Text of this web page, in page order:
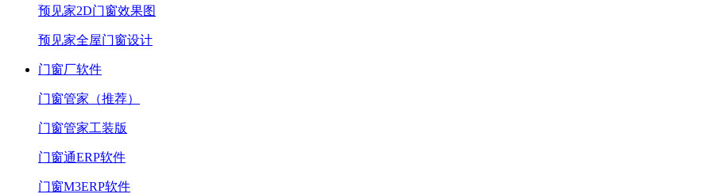
预见家2D门窗效果图
预见家全屋门窗设计
门窗厂软件
门窗管家（推荐）
门窗管家工装版
门窗通ERP软件
门窗M3ERP软件